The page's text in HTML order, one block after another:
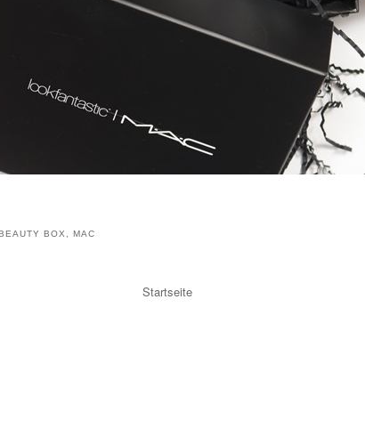
BOX ,MAC
Startseite